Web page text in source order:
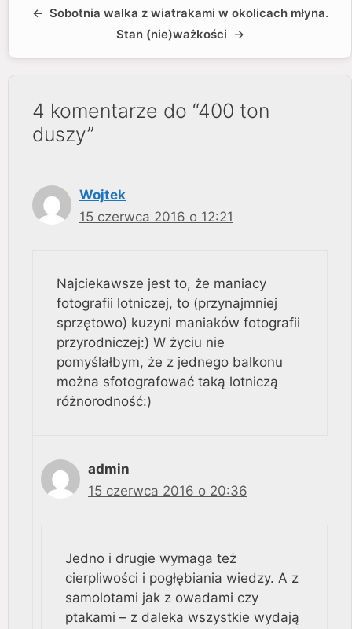
Sobotnia walka z wiatrakami w okolicach młyna.
Stan (nie)ważkości
4 komentarze do “400 ton
duszy”
Wojtek
15 czerwca 2016 o 12:21
Najciekawsze jest to, że maniacy
fotografii lotniczej, to (przynajmniej
sprzętowo) kuzyni maniaków fotografii
przyrodniczej:) W życiu nie
pomyślałbym, że z jednego balkonu
można sfotografować taką lotniczą
różnorodność:)
admin
15 czerwca 2016 o 20:36
Jedno i drugie wymaga też
cierpliwości i pogłębiania wiedzy. A z
samolotami jak z owadami czy
ptakami – z daleka wszystkie wydają